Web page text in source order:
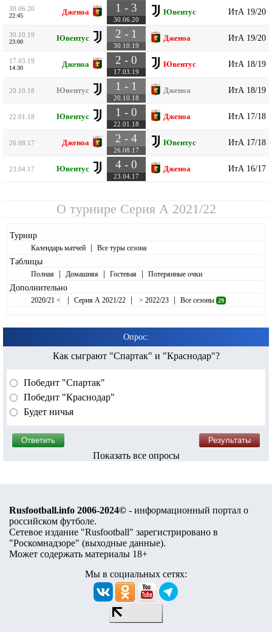
30.06.20
22:45 Дженоа 1 - 3
30.06.20
Ювентус ИтА 19/20
30.10.19
23:00 Ювентус 2 - 1
30.10.19
Дженоа ИтА 19/20
17.03.19
14:30 Дженоа 2 - 0
17.03.19
Ювентус ИтА 18/19
20.10.18 Ювентус 1 - 1
20.10.18
Дженоа ИтА 18/19
22.01.18 Ювентус 1 - 0
22.01.18
Дженоа ИтА 17/18
26.08.17 Дженоа 2 - 4
26.08.17
Ювентус ИтА 17/18
23.04.17 Ювентус 4 - 0
23.04.17
Дженоа ИтА 16/17
О турнире Серия А 2021/22
Турнир
Календарь матчей | Все туры сезона
Таблицы
Полная | Домашняя | Гостевая | Потерянные очки
Дополнительно
2020/21 < | Серия А 2021/22 | > 2022/23 | Все сезоны 29
Опрос:
Как сыграют "Спартак" и "Краснодар"?
Победит "Спартак"
Победит "Краснодар"
Будет ничья
Показать все опросы
Rusfootball.info 2006-2024© - информационный портал о
российском футболе.
Сетевое издание "Rusfootball" зарегистрировано в
"Роскомнадзоре" (выходные данные).
Может содержать материалы 18+
Мы в социальных сетях: